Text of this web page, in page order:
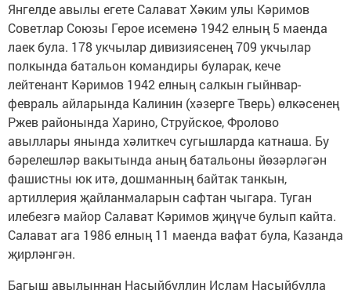
Янгелде авылы егете Салават Хәким улы Кәримов
Советлар Союзы Герое исеменә 1942 елның 5 маенда
лаек була. 178 укчылар дивизиясенең 709 укчылар
полкында батальон командиры буларак, кече
лейтенант Кәримов 1942 елның салкын гыйнвар-
февраль айларында Калинин (хәзерге Тверь) өлкәсенең
Ржев районында Харино, Струйское, Фролово
авыллары янында хәлиткеч сугышларда катнаша. Бу
бәрелешләр вакытында аның батальоны йөзәрләгән
фашистны юк итә, дошманның байтак танкын,
артиллерия җайланмаларын сафтан чыгара. Туган
илебезгә майор Салават Кәримов җиңүче булып кайта.
Салават ага 1986 елның 11 маенда вафат була, Казанда
җирләнгән.
Багыш авылыннан Насыйбуллин Ислам Насыйбулла